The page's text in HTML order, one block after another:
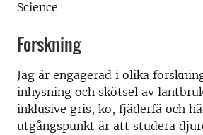
Science
Forskning
Jag är engagerad i olika
inhysning och skötsel av
inklusive gris, ko, fjäderfä och
utgångspunkt är att studera